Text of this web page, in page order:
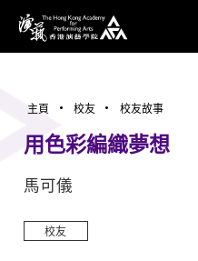
香港演藝學院
主頁 校友 校友故事
用色彩編織夢想
馬可儀
校友